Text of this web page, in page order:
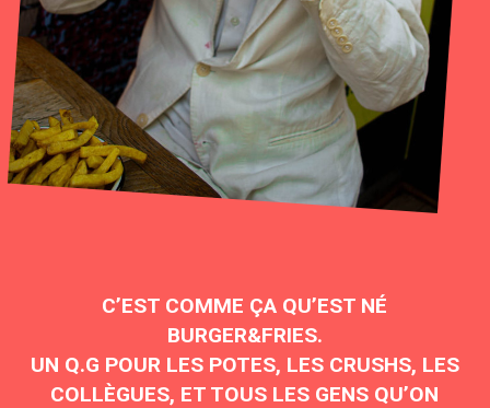
C’EST COMME ÇA QU’EST NÉ
BURGER&FRIES.
UN Q.G POUR LES POTES, LES CRUSHS, LES
COLLÈGUES, ET TOUS LES GENS QU’ON